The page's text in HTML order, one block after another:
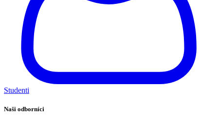
Studenti
Naši odborníci